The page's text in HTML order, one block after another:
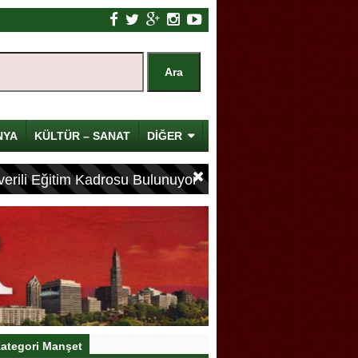
KÜLTÜR – SANAT DİĞER
Eğitim Kadrosu Bulunuyor
Manşet